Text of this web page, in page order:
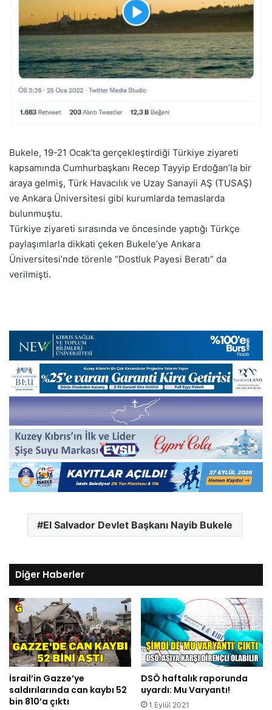
Bukele, 19-21 Ocak’ta gerçekleştirdiği Türkiye ziyareti
kapsamında Cumhurbaşkanı Recep Tayyip Erdoğan’la bir
araya gelmiş, Türk Havacılık ve Uzay Sanayii AŞ (TUSAŞ)
ve Ankara Üniversitesi gibi kurumlarda temaslarda
bulunmuştu.
Türkiye ziyareti sırasında ve öncesinde yaptığı Türkçe
paylaşımlarla dikkati çeken Bukele’ye Ankara
Üniversitesi’nde törenle “Dostluk Payesi Beratı” da
verilmişti.
El Salvador Devlet Başkanı Nayib Bukele
Diğer Haberler
İsrail’in Gazze’ye
saldırılarında can kaybı 52
bin 810’a çıktı
DSÖ haftalık raporunda
uyardı: Mu Varyantı!
1 Eylül 2021